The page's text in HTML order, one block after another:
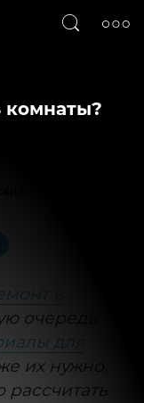
комнаты?
в
очередь
для
их нужно.